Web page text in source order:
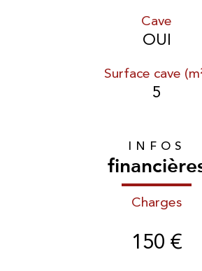
Cave
OUI
Surface cave
5
INFOS
Charges
150 €